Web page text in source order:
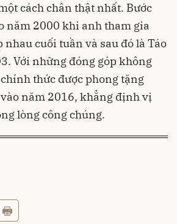
cách chân thật nhất. Bước
năm 2000 khi anh tham gia
cuối tuần và sau đó là Táo
Với những đóng góp không
thức được phong tặng
năm 2016, khẳng định vị
lòng công chúng.